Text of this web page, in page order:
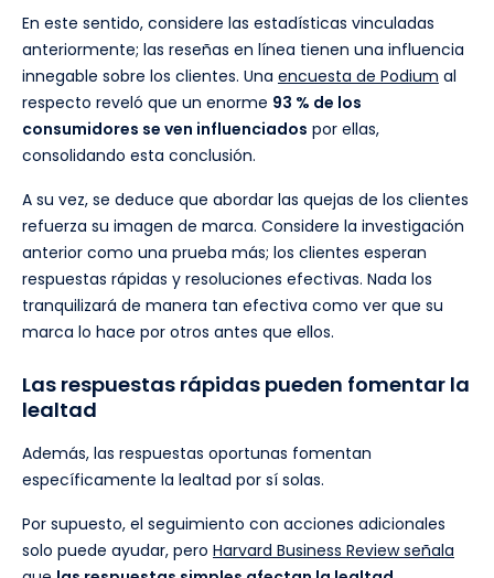
En este sentido, considere las estadísticas vinculadas
anteriormente; las reseñas en línea tienen una influencia
innegable sobre los clientes. Una encuesta de Podium al
respecto reveló que un enorme 93 % de los
consumidores se ven influenciados por ellas,
consolidando esta conclusión.
A su vez, se deduce que abordar las quejas de los clientes
refuerza su imagen de marca. Considere la investigación
anterior como una prueba más; los clientes esperan
respuestas rápidas y resoluciones efectivas. Nada los
tranquilizará de manera tan efectiva como ver que su
marca lo hace por otros antes que ellos.
Las respuestas rápidas pueden fomentar la
lealtad
Además, las respuestas oportunas fomentan
específicamente la lealtad por sí solas.
Por supuesto, el seguimiento con acciones adicionales
solo puede ayudar, pero Harvard Business Review señala